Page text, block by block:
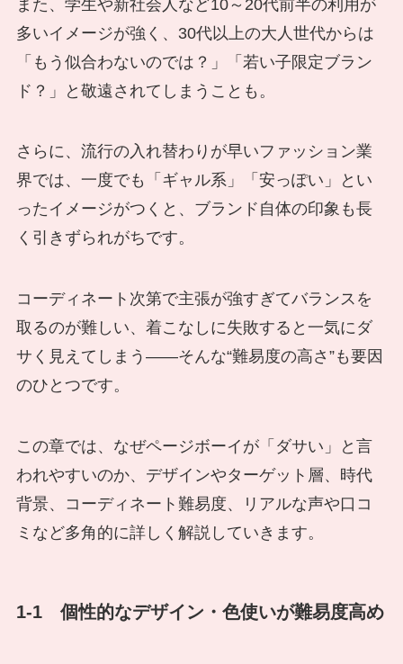
また、学生や新社会人など10～20代前半の利用が
多いイメージが強く、30代以上の大人世代からは
「もう似合わないのでは？」「若い子限定ブラン
ド？」と敬遠されてしまうことも。
さらに、流行の入れ替わりが早いファッション業
界では、一度でも「ギャル系」「安っぽい」とい
ったイメージがつくと、ブランド自体の印象も長
く引きずられがちです。
コーディネート次第で主張が強すぎてバランスを
取るのが難しい、着こなしに失敗すると一気にダ
サく見えてしまう――そんな“難易度の高さ”も要因
のひとつです。
この章では、なぜページボーイが「ダサい」と言
われやすいのか、デザインやターゲット層、時代
背景、コーディネート難易度、リアルな声や口コ
ミなど多角的に詳しく解説していきます。
1-1 個性的なデザイン・色使いが難易度高め